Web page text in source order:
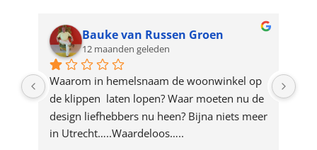
product
Bauke van Russen Groen
12 maanden geleden
Waarom in hemelsnaam de woonwinkel op
de klippen  laten lopen? Waar moeten nu de
design liefhebbers nu heen? Bijna niets meer
in Utrecht…..Waardeloos…..